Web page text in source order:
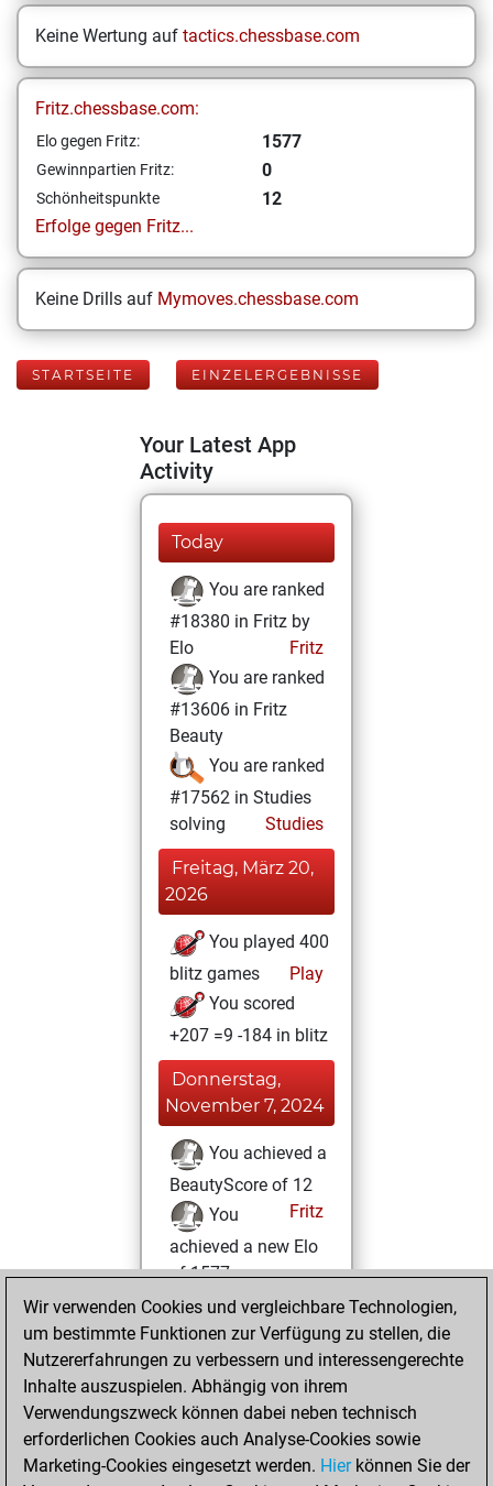
Keine Wertung auf tactics.chessbase.com
Fritz.chessbase.com:
Elo gegen Fritz: 1577
Gewinnpartien Fritz: 0
Schönheitspunkte
12
Erfolge gegen Fritz...
Keine Drills auf Mymoves.chessbase.com
STARTSEITE EINZELERGEBNISSE
Your Latest App
Activity
Today
You are ranked
#18380 in Fritz by
Elo
Fritz
You are ranked
#13606 in Fritz
Beauty
You are ranked
#17562 in Studies
solving
Studies
Freitag, März 20,
2026
You played 400
blitz games
Play
You scored
+207 =9 -184 in blitz
Donnerstag,
November 7, 2024
You achieved a
BeautyScore of 12
Fritz
You
achieved a new Elo
of 1577
Mittwoch,
Dezember 7, 2022
You created
your Studies account
Studies
Donnerstag,
Wir verwenden Cookies und vergleichbare Technologien,
um bestimmte Funktionen zur Verfügung zu stellen, die
Nutzererfahrungen zu verbessern und interessengerechte
Inhalte auszuspielen. Abhängig von ihrem
Verwendungszweck können dabei neben technisch
erforderlichen Cookies auch Analyse-Cookies sowie
Marketing-Cookies eingesetzt werden. Hierkönnen Sie der